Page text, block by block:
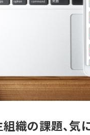
織の課題、気